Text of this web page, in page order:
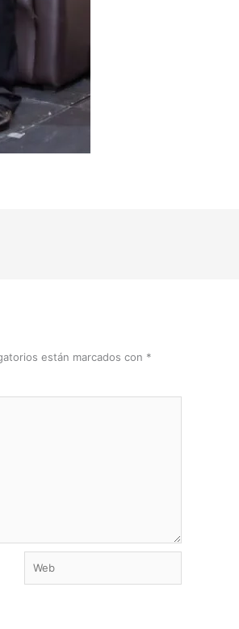
están marcados con *